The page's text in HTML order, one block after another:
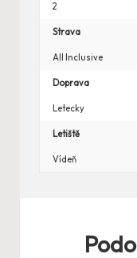
2
Strava
All Inclusive
Doprava
Letecky
Letiště
Vídeň